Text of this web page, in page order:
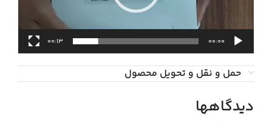
00:00
00:13
حمل و نقل و تحویل محصول
دیدگاهها